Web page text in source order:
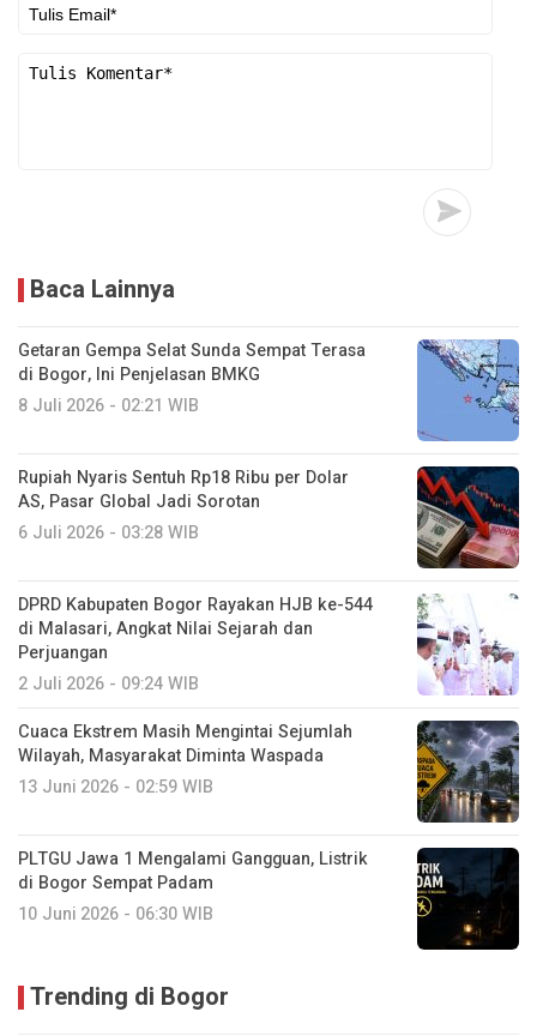
Baca Lainnya
Getaran Gempa Selat Sunda Sempat Terasa
di Bogor, Ini Penjelasan BMKG
8 Juli 2026 - 02:21 WIB
Rupiah Nyaris Sentuh Rp18 Ribu per Dolar
AS, Pasar Global Jadi Sorotan
6 Juli 2026 - 03:28 WIB
DPRD Kabupaten Bogor Rayakan HJB ke-544
di Malasari, Angkat Nilai Sejarah dan
Perjuangan
2 Juli 2026 - 09:24 WIB
Cuaca Ekstrem Masih Mengintai Sejumlah
Wilayah, Masyarakat Diminta Waspada
13 Juni 2026 - 02:59 WIB
PLTGU Jawa 1 Mengalami Gangguan, Listrik
di Bogor Sempat Padam
10 Juni 2026 - 06:30 WIB
Trending di Bogor